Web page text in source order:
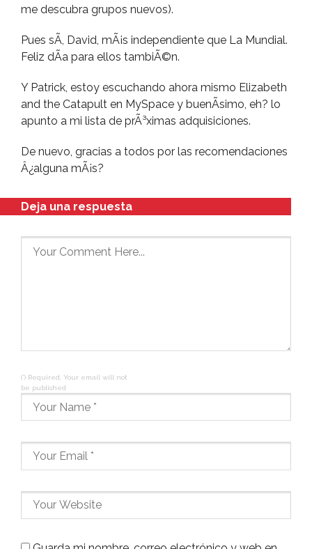
me descubra grupos nuevos).
Pues sÃ­, David, mÃ¡s independiente que La Mundial.
Feliz dÃ­a para ellos tambiÃ©n.
Y Patrick, estoy escuchando ahora mismo Elizabeth
and the Catapult en MySpace y buenÃ­simo, eh? lo
apunto a mi lista de prÃ³ximas adquisiciones.
De nuevo, gracias a todos por las recomendaciones
Â¿alguna mÃ¡s?
Deja una respuesta
(*) Required, Your email will not
be published